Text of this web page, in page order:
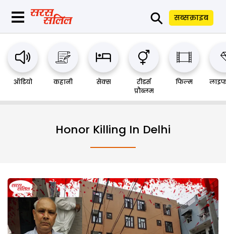
⚲ सब्सक्राइब
ऑडियो कहानी सेक्स
रीडर्स
प्रौब्लम
फिल्म
Honor Killing In Delhi